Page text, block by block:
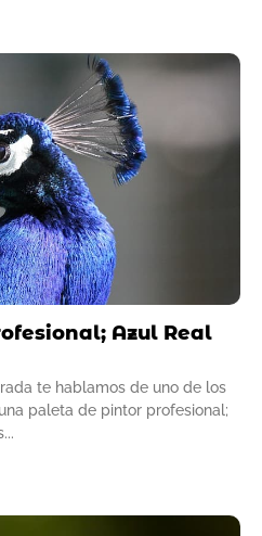
Azul Real
te hablamos de uno de los
paleta de pintor profesional;